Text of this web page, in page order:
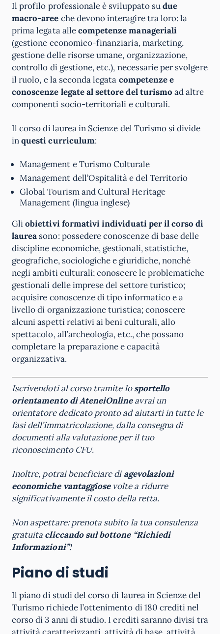
Il profilo professionale è sviluppato sudue
macro-aree che devono interagire tra loro: la
prima legata allecompetenze manageriali
(gestione economico-finanziaria, marketing,
gestione delle risorse umane, organizzazione,
controllo di gestione, etc.), necessarie per svolgere
il ruolo, e la seconda legata competenze e
conoscenze legate al settore del turismo ad altre
componenti socio-territoriali e culturali.
Il corso di laurea in Scienze del Turismo si divide
inquesti curriculum:
Management e Turismo Culturale
Management dell’Ospitalità e del Territorio
Global Tourism and Cultural Heritage
Management (lingua inglese)
Gliobiettivi formativi individuati per il corso di
laurea sono: possedere conoscenze di base delle
discipline economiche, gestionali, statistiche,
geografiche, sociologiche e giuridiche, nonché
negli ambiti culturali; conoscere le problematiche
gestionali delle imprese del settore turistico;
acquisire conoscenze di tipo informatico e a
livello di organizzazione turistica; conoscere
alcuni aspetti relativi ai beni culturali, allo
spettacolo, all’archeologia, etc., che possano
completare la preparazione e capacità
organizzativa.
Iscrivendoti al corso tramite losportello
orientamento diAteneiOnlineavrai un
orientatore dedicato pronto ad aiutarti in tutte le
fasi dell’immatricolazione, dalla consegna di
documenti alla valutazione per il tuo
riconoscimento CFU.
Inoltre, potrai beneficiare diagevolazioni
economiche vantaggiosevolte a ridurre
significativamente il costo della retta.
Non aspettare: prenota subito la tua consulenza
gratuita cliccando sul bottone “Richiedi
Informazioni”!
Piano di studi
Il piano di studi del corso di laurea in Scienze del
Turismo richiede l’ottenimento di 180 crediti nel
corso di 3 anni di studio. I crediti saranno divisi tra
attività caratterizzanti, attività di base, attività